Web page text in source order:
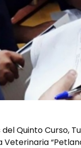
del Quinto Curso,